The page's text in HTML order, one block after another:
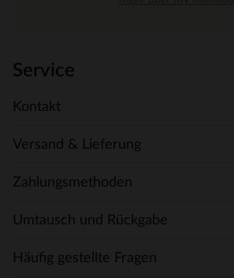
Service
Kontakt
Versand & Lieferung
Zahlungsmethoden
Umtausch und Rückgabe
Häufig gestellte Fragen